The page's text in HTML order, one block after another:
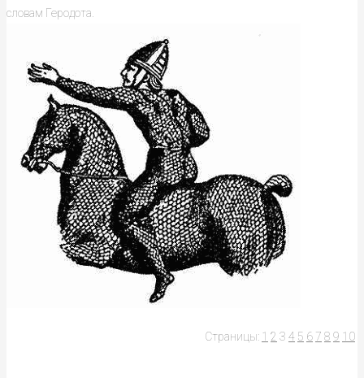
словам Геродота.
Страницы: 1 2 3 4 5 6 7 8 9 10